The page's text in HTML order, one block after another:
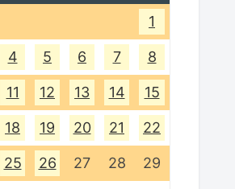
1
4 5 6 7 8
11 12 13 14 15
18 19 20 21 22
25 26 27 28 29